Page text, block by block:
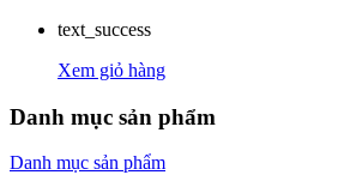
text_success
Xem giỏ hàng
Danh mục sản phẩm
Danh mục sản phẩm